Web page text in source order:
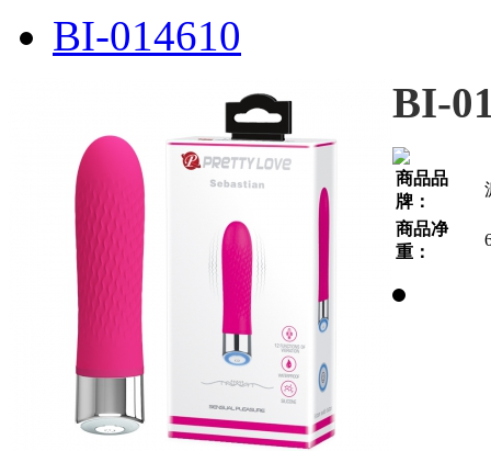
BI-014610
BI-
商品品
牌：
商品净
重：